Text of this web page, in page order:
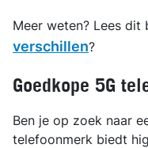
Meer weten? Lees dit
verschillen?
Goedkope 5G
Ben je op zoek naar
telefoonmerk biedt